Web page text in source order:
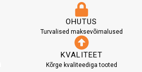
OHUTUS
Turvalised maksevõimalused
KVALITEET
Kõrge kvaliteediga tooted